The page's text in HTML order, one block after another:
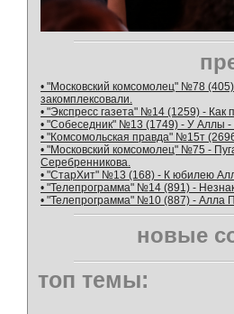
• "Московский комсомолец" №78
закомплексовали.
• "Экспресс газета" №14 (1259) - Как
• "Собеседник" №13 (1749) - У Аллы -
• "Комсомольская правда" №15т
• "Московский комсомолец" №75 -
Серебренникова.
• "СтарХит" №13 (168) - К юбилею
• "Телепрограмма" №14 (891) -
• "Телепрограмма" №10 (887) - Алла
новые
топ темы: